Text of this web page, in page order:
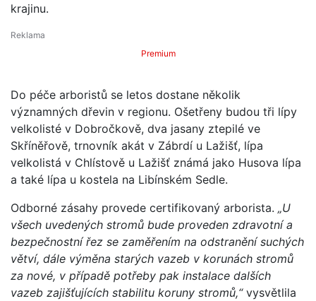
krajinu.
Premium
Do péče arboristů se letos dostane několik
významných dřevin v regionu. Ošetřeny budou tři lípy
velkolisté v Dobročkově, dva jasany ztepilé ve
Skříněřově, trnovník akát v Zábrdí u Lažišť, lípa
velkolistá v Chlístově u Lažišť známá jako Husova lípa
a také lípa u kostela na Libínském Sedle.
Odborné zásahy provede certifikovaný arborista. „U
všech uvedených stromů bude proveden zdravotní a
bezpečnostní řez se zaměřením na odstranění suchých
větví, dále výměna starých vazeb v korunách stromů
za nové, v případě potřeby pak instalace dalších
vazeb zajišťujících stabilitu koruny stromů,“vysvětlila